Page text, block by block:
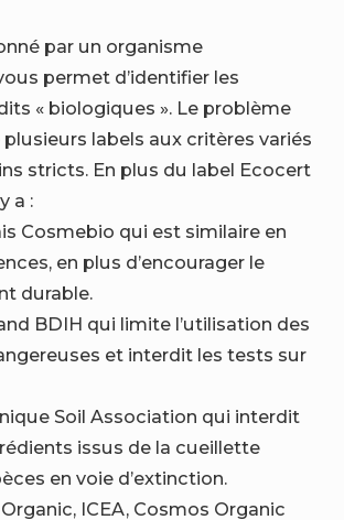
par un organisme
permet d’identifier les
« biologiques ». Le problème
plusieurs labels aux critères variés
stricts. En plus du label Ecocert
a :
Cosmebio qui est similaire en
en plus d’encourager le
durable.
BDIH qui limite l’utilisation des
et interdit les tests sur
Soil Association qui interdit
issus de la cueillette
en voie d’extinction.
ICEA, Cosmos Organic